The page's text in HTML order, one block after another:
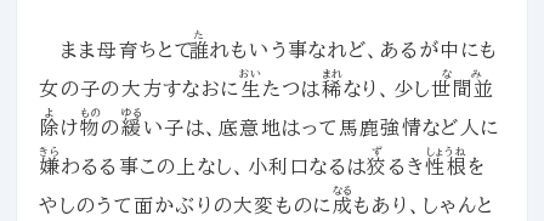
まま母育ちとて誰
た
れもいう事なれど、あるが中にも
女の子の大方すなおに 生
おい
たつは稀
まれ
なり、少し世間並
なみ
除
よ
け物
もの
の 緩
ゆる
い子は、底意地はって馬鹿強情など人に
嫌
きら
わるる事この上なし、小利口なるは狡
ず
るき性根
しょうね
を
やしのうて面かぶりの大変ものに 成
なる
もあり、しゃんと